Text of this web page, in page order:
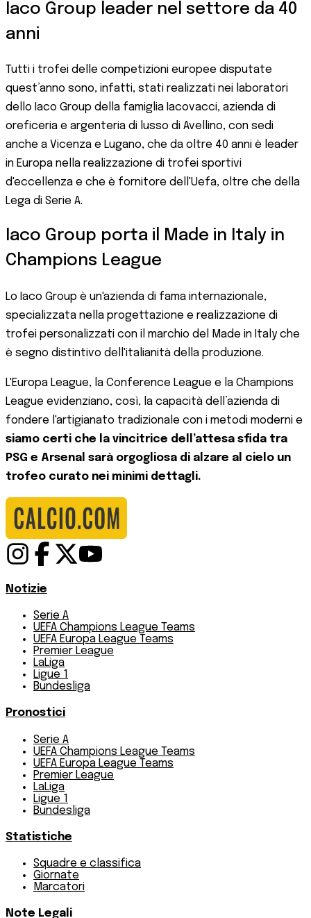
Iaco Group leader nel settore da 40
anni
Tutti i trofei delle competizioni europee disputate
quest’anno sono, infatti, stati realizzati nei laboratori
dello Iaco Group della famiglia Iacovacci, azienda di
oreficeria e argenteria di lusso di Avellino, con sedi
anche a Vicenza e Lugano, che da oltre 40 anni è leader
in Europa nella realizzazione di trofei sportivi
d'eccellenza e che è fornitore dell'Uefa, oltre che della
Lega di Serie A.
Iaco Group porta il Made in Italy in
Champions League
Lo Iaco Group è un'azienda di fama internazionale,
specializzata nella progettazione e realizzazione di
trofei personalizzati con il marchio del Made in Italy che
è segno distintivo dell'italianità della produzione.
L'Europa League, la Conference League e la Champions
League evidenziano, così, la capacità dell’azienda di
fondere l'artigianato tradizionale con i metodi moderni e
siamo certi che la vincitrice dell’attesa sfida tra
PSG e Arsenal sarà orgogliosa di alzare al cielo un
trofeo curato nei minimi dettagli.
Notizie
Serie A
UEFA Champions League Teams
UEFA Europa League Teams
Premier League
LaLiga
Ligue 1
Bundesliga
Pronostici
Serie A
UEFA Champions League Teams
UEFA Europa League Teams
Premier League
LaLiga
Ligue 1
Bundesliga
Statistiche
Squadre e classifica
Giornate
Marcatori
Note Legali